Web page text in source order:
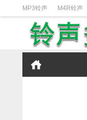
MP3铃声 M4R铃声
日韩歌曲 动漫铃声
iPhone铃声设置方法